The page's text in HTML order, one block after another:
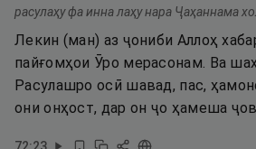
расулаҳу фа инна лаҳу нара Ҷаҳаннама
Лекин (ман) аз ҷониби Аллоҳ
пайғомҳои Ӯро мерасонам. Ва
Расулашро осӣ шавад, пас,
они онҳост, дар он ҷо ҳамеша
72:23